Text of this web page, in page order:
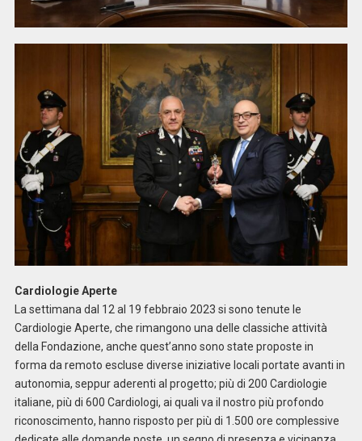
Cardiologie Aperte
La settimana dal 12 al 19 febbraio 2023 si sono tenute le
Cardiologie Aperte, che rimangono una delle classiche attività
della Fondazione, anche quest’anno sono state proposte in
forma da remoto escluse diverse iniziative locali portate avanti in
autonomia, seppur aderenti al progetto; più di 200 Cardiologie
italiane, più di 600 Cardiologi, ai quali va il nostro più profondo
riconoscimento, hanno risposto per più di 1.500 ore complessive